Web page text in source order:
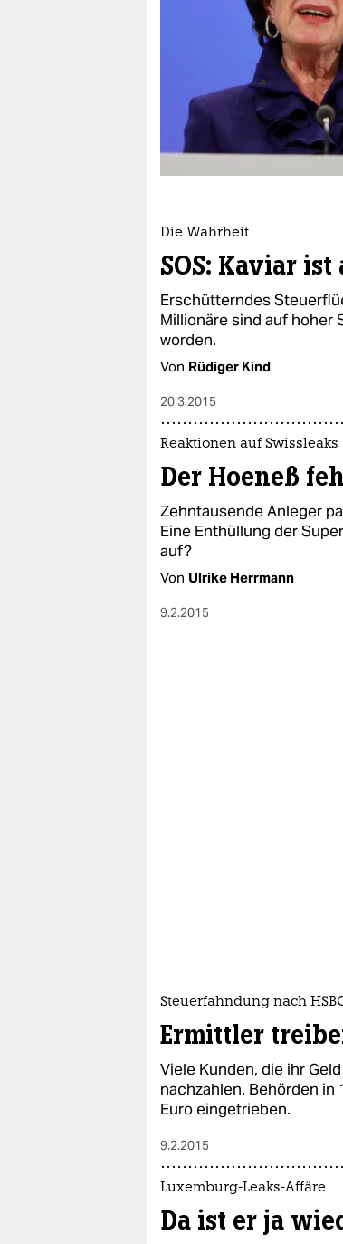
wahrheit
verlag
verlag
shop
fragen & hilfe
unterstützen
abo
genossenschaft
epaper login
Die Wahrheit
SOS: Kaviar ist
Erschütterndes
Millionäre sind auf hoher
worden.
Von Rüdiger Kind
20.3.2015
Reaktionen auf Swissleaks
Der Hoeneß
Zehntausende Anleger
Eine Enthüllung der
auf?
Von Ulrike Herrmann
9.2.2015
Steuerfahndung nach
Ermittler
Viele Kunden, die ihr
nachzahlen. Behörden
Euro eingetrieben.
9.2.2015
Luxemburg-Leaks-Affäre
Da ist er ja